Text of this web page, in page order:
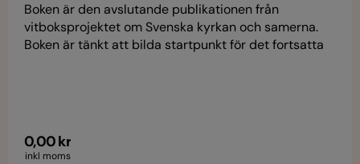
Boken är den avslutande publikationen från
vitboksprojektet om Svenska kyrkan och samerna.
Boken är tänkt att bilda startpunkt för det fortsatta
0,00 kr
inkl moms